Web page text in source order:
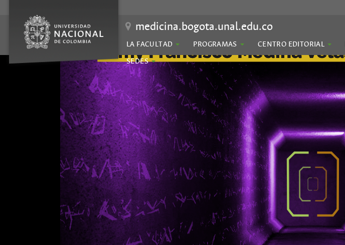
medicina.bogota.unal.edu.co
LA FACULTAD PROGRAMAS CENTRO EDITORIAL
SEDES